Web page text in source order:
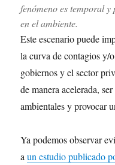
fenómeno es temporal
en el ambiente.
Este escenario puede
la curva de contagios
gobiernos y el sector
de manera acelerada,
ambientales y provocar
Ya podemos observar
aun estudio publicado